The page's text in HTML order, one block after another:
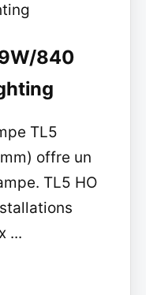
840
TL5
offre un
TL5 HO
...